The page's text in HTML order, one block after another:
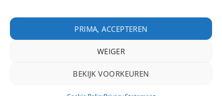
PRIMA, ACCEPTEREN
WEIGER
BEKIJK VOORKEUREN